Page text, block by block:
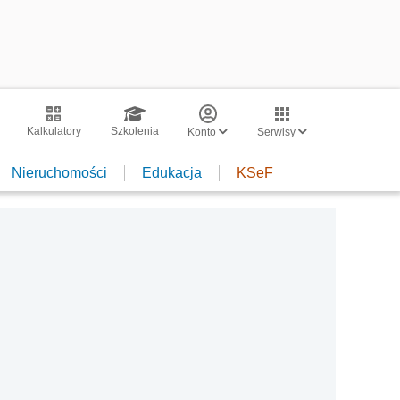
Kalkulatory Szkolenia Konto Serwisy
Nieruchomości Edukacja KSeF